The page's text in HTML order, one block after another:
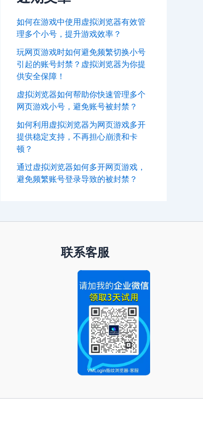
如何在游戏中使用虚拟浏览器有效管
理多个小号，提升游戏效率？
玩网页游戏时如何避免频繁切换小号
引起的账号封禁？虚拟浏览器为你提
供安全保障！
虚拟浏览器如何帮助你快速管理多个
网页游戏小号，避免账号被封禁？
如何利用虚拟浏览器为网页游戏多开
提供稳定支持，不再担心崩溃和卡
顿？
通过虚拟浏览器如何多开网页游戏，
避免频繁账号登录导致的被封禁？
联系客服